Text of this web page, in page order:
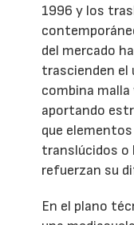
1996 y los
del mercado
trascienden el
combina
aportando
que
translúcidos o
refuerzan su
En el plano